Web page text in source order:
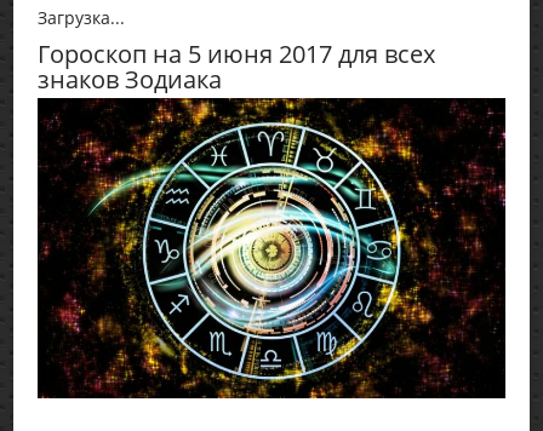
Загрузка...
Гороскоп на 5 июня 2017 для всех
знаков Зодиака